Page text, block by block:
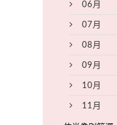
06月
07月
08月
09月
10月
11月